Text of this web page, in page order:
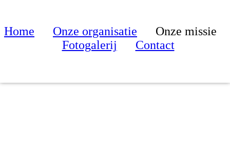
Home Onze organisatie Onze missie
Fotogalerij
Contact